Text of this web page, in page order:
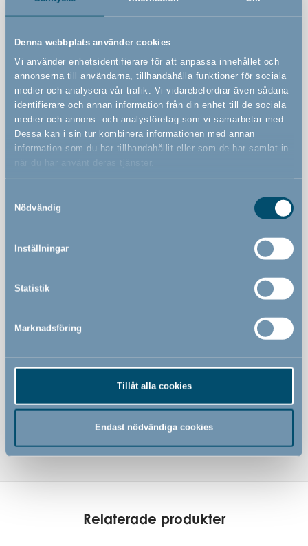
Denna webbplats använder cookies
Vi använder enhetsidentifierare för att anpassa innehållet och
annonserna till användarna, tillhandahålla funktioner för sociala
medier och analysera vår trafik. Vi vidarebefordrar även sådana
identifierare och annan information från din enhet till de sociala
medier och annons- och analysföretag som vi samarbetar med.
Dessa kan i sin tur kombinera informationen med annan
information som du har tillhandahållit eller som de har samlat in
när du har använt deras tjänster.
Nödvändig
Inställningar
Statistik
Marknadsföring
Tillåt alla cookies
Endast nödvändiga cookies
Väggmonterad säkerhetsgrind
Kan utvidgas oändligt med stora och små sektioner
Köps separat
Kan öppnas från båda sidor
Kan manövreras med en hand.
Det här grind är ett av de enda som kan användas
både inomhus och utomhus (den europeiska
standarden för säkerhetsgrindar gäller endast för
Solida och starka stänger
Relaterade produkter